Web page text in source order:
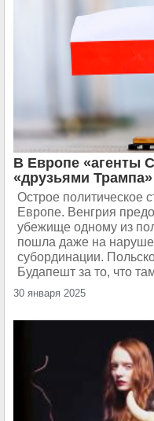
В Европе «агенты
«друзьями Трампа»
Острое политическое
Европе. Венгрия
убежище одному из
пошла даже на
субординации.
Будапешт за то, что
30 января 2025